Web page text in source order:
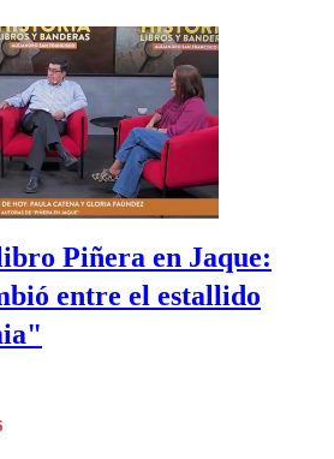
Piñera en Jaque:
entre el estallido